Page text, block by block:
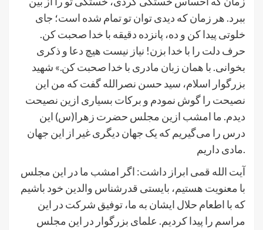
ببرد. هر زمان که دیدی توان تو تمام شده است؛ جای
خلوتی پیدا کن و ده، پانزده دقیقه با خدا صحبت کن.
حرف دلت را با خدا بزن! نیاز نیست هیچ دعا و ذکری
بخوانی. با همان زبان مادری با خدا صحبت کن.» شهید
بزرگوار اسلام، سید حسن نصرالله گفت که من این
نصیحت را گوش نمودم و برکات بسیاری ازین نصیحت
دیدم. ما امشب ازین مجلس حضرت زهرا(س) این
درس را می‌گیریم که یک جهان دیگری غیر از این جهان
مادی داریم.
آیت الله قمی ابراز داشت: اگر امشب ما در این مجلس
با معنویت هستیم، بایستی قدرشناس والدین خود باشیم
که با اطعام حلال ایشان به ما، توفیق شرکت در این
مراسم را پیدا کردیم. علمای بزرگوار در این مجلس